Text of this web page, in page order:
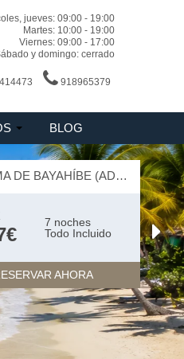
jueves: 09:00 - 19:00
Martes: 10:00 - 19:00
Viernes: 09:00 - 17:00
y domingo: cerrado
918965379
BLOG
HM ALMA DE BAYAHÍBE (ADULTS ONLY) 4 ESTRELLAS
7 noches
Todo Incluido
AHORA